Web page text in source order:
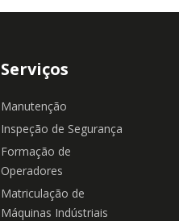
Serviços
Manutenção
Inspeção de Segurança
Formação de
Operadores
Matriculação de
Máquinas Indústriais